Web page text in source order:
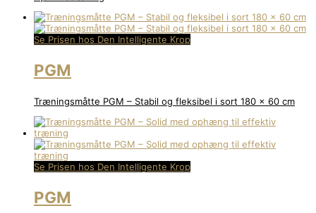
Se Prisen hos Den Intelligente Krop
PGM
Træningsmåtte PGM – Stabil og fleksibel i sort 180 x 60 cm
Se Prisen hos Den Intelligente Krop
PGM